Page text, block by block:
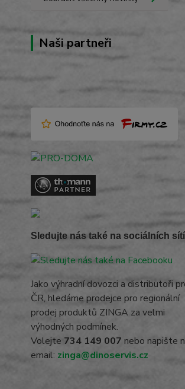
Naši partneři
Sledujte nás také na sociálních
Jako výhradní dovozci a distributoři
ČR, hledáme prodejce pro regionální
prodej produktů ZINGA za velmi
výhodných podmínek.
Volejte 734 149 007 nebo napište
email: zinga@dinoservis.cz